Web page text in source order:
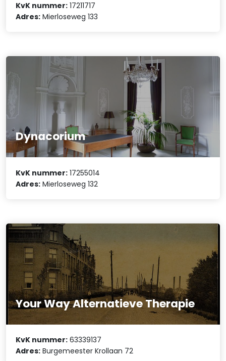
KvK nummer: 17211717
Adres: Mierloseweg 133
Dynacorium
KvK nummer: 17255014
Adres: Mierloseweg 132
Your Way Alternatieve Therapie
KvK nummer: 63339137
Adres: Burgemeester Krollaan 72